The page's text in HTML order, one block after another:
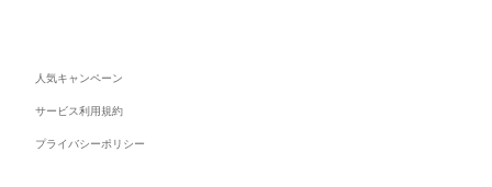
人気キャンペーン
サービス利用規約
プライバシーポリシー